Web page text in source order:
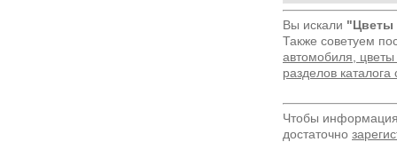
Вы искали "Цветы
Также советуем
автомобиля,
разделов
Чтобы
достаточно